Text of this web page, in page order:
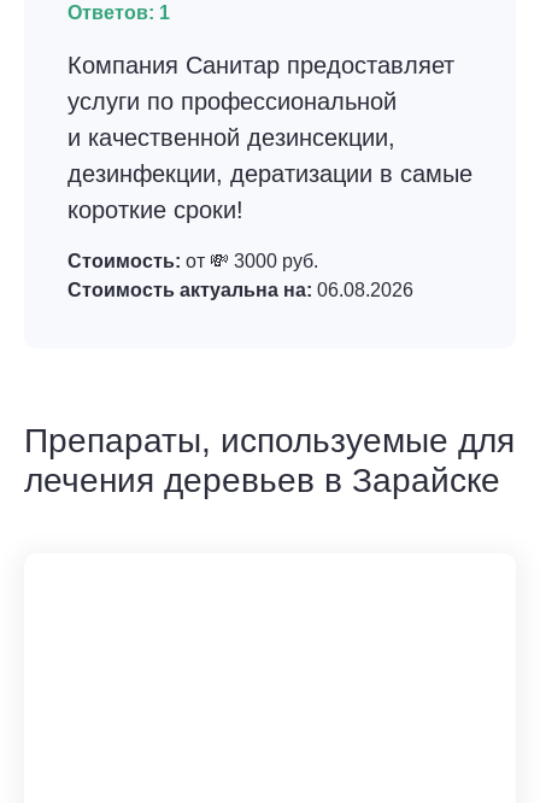
Ответов: 1
Компания Санитар предоставляет
услуги по профессиональной
и качественной дезинсекции,
дезинфекции, дератизации в самые
короткие сроки!
Стоимость: от 💸 3000 руб.
Стоимость актуальна на: 06.08.2026
Препараты, используемые для
лечения деревьев в Зарайске